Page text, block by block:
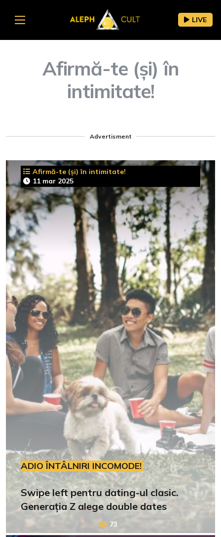
LIVE
Afirmă-te (și) în
intimitate!
Advertisment
Afirmă-te (și) în intimitate!
11 mar 2025
ADIO ÎNTÂLNIRI INCOMODE!
Swipe left pentru dating-ul clasic.
Generația Z alege double dates
73